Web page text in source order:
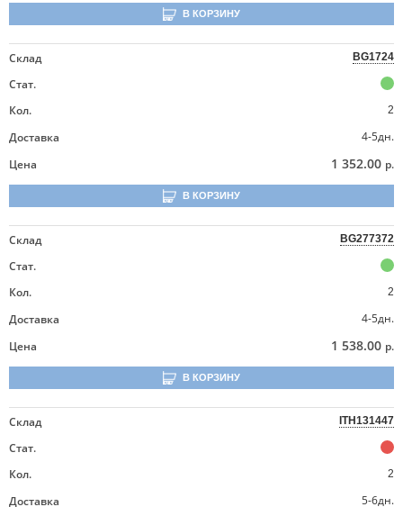
В КОРЗИНУ
Склад BG1724
Стат.
Кол.
2
Доставка
4-5дн.
Цена
1 352.00 р.
В КОРЗИНУ
Склад BG277372
Стат.
Кол.
2
Доставка
4-5дн.
Цена
1 538.00 р.
В КОРЗИНУ
Склад ITH131447
Стат.
Кол.
2
Доставка
5-6дн.